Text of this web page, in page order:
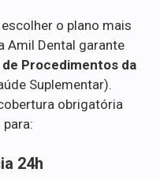
o plano mais
Amil Dental garante
de Procedimentos da
Suplementar).
obrigatória
24h